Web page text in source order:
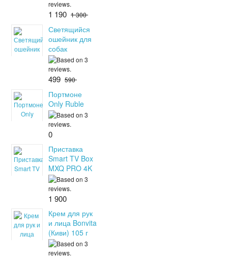
1 190 1 300
Светящийся
ошейник для
собак
499 590
Портмоне
Only Ruble
0
Приставка
Smart TV Box
MXQ PRO 4K
1 900
Крем для рук
и лица Bonvita
(Киви) 105 г